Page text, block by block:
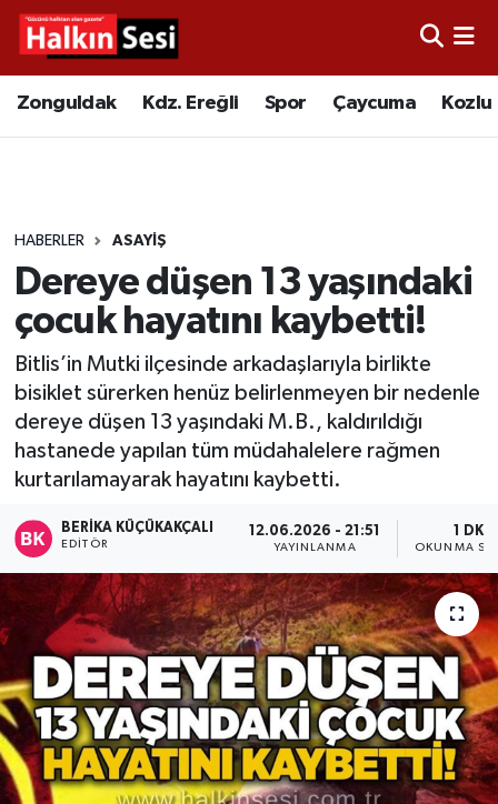
Zonguldak Kdz. Ereğli Spor Çaycuma Kozlu
HABERLER ASAYIŞ
Dereye düşen 13 yaşındaki
çocuk hayatını kaybetti!
Bitlis’in Mutki ilçesinde arkadaşlarıyla birlikte
bisiklet sürerken henüz belirlenmeyen bir nedenle
dereye düşen 13 yaşındaki M.B., kaldırıldığı
hastanede yapılan tüm müdahalelere rağmen
kurtarılamayarak hayatını kaybetti.
BERIKA KÜÇÜKAKÇALI
EDITÖR
12.06.2026 - 21:51
YAYINLANMA
1 DK
OKUNMA
Video
Çaycuma
Alaplı
Asayiş
Bartın
Karabük
Devrek
Bolu
ÇEVRE
BİLİM VE TEKNOLOJİ
DUNYA
Merkez Hava Durumu
Süper Lig Puan Durumu ve Fikstür
Tüm Manşetler
Son Dakika Haberleri
Haber Arşivi